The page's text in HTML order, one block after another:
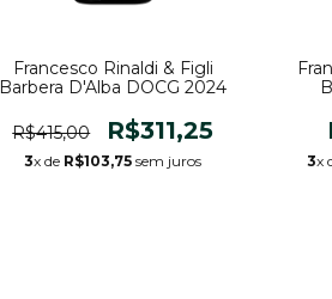
Francesco Rinaldi & Figli
Barbera D'Alba DOCG 2024
R$415,00 R$311,25
3x de R$103,75 sem juros 3x